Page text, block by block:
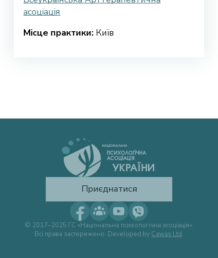
асоціація
Місце практики: Київ
Приєднатися
© 2017–2025 ГС «Національна психологічна асоціація».
Всі права застережено. Developed by Cawas Ltd.